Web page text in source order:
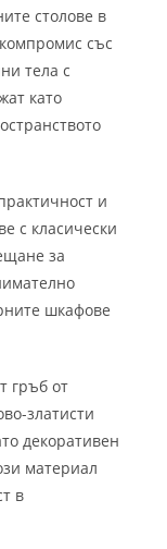
столове в
със
тела с
като
и
с класически
за
шкафове
гръб от
златисти
декоративен
материал
в